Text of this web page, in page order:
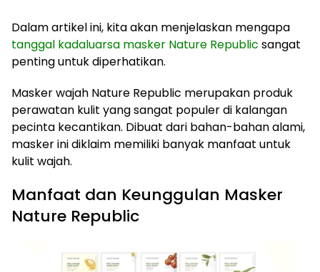
Dalam artikel ini, kita akan menjelaskan mengapa
tanggal kadaluarsa masker Nature Republic sangat
penting untuk diperhatikan.
Masker wajah Nature Republic merupakan produk
perawatan kulit yang sangat populer di kalangan
pecinta kecantikan. Dibuat dari bahan-bahan alami,
masker ini diklaim memiliki banyak manfaat untuk
kulit wajah.
Manfaat dan Keunggulan Masker
Nature Republic